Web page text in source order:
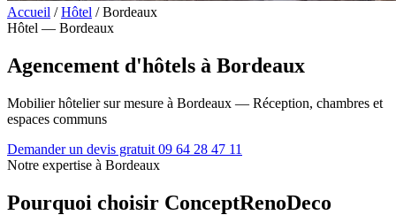
Accueil / Hôtel / Bordeaux
Hôtel — Bordeaux
Agencement d'hôtels à Bordeaux
Mobilier hôtelier sur mesure à Bordeaux — Réception, chambres et
espaces communs
Demander un devis gratuit 09 64 28 47 11
Notre expertise à Bordeaux
Pourquoi choisir ConceptRenoDeco